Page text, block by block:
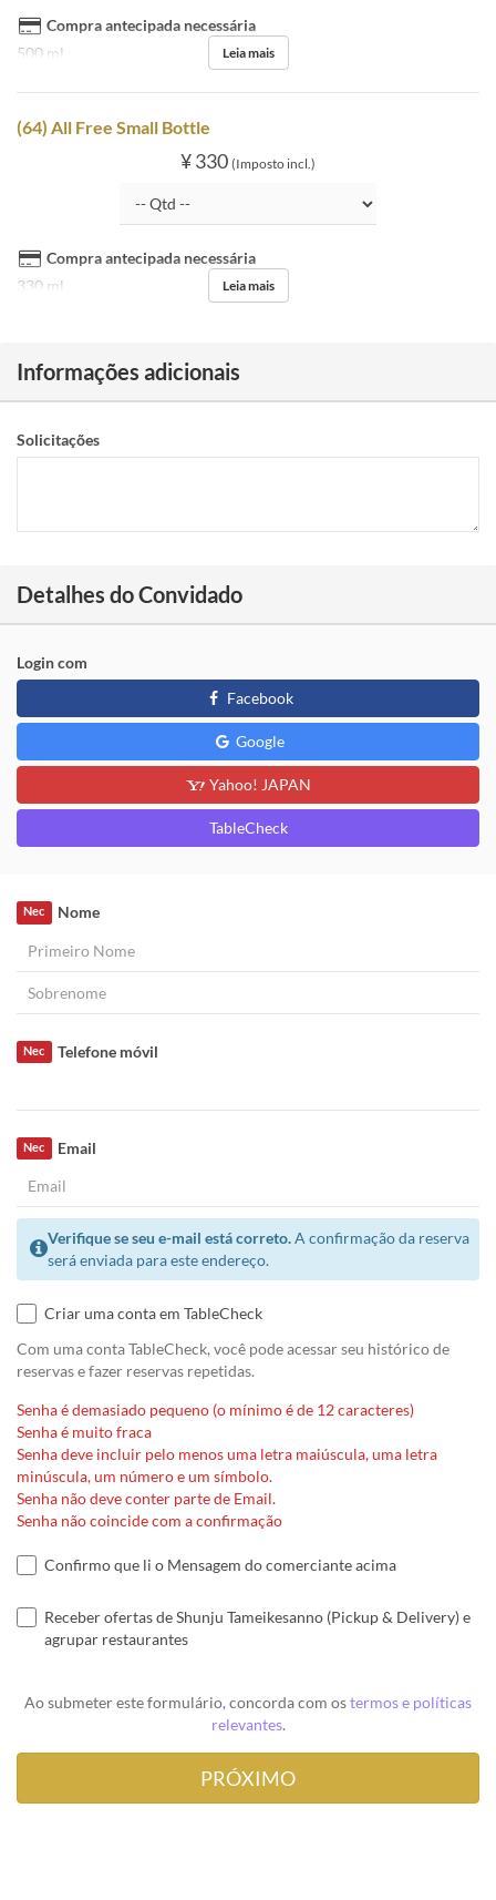
Compra antecipada necessária
500 ml
Leia mais
(64) All Free Small Bottle
¥ 330 (Imposto incl.)
Compra antecipada necessária
330 ml
Leia mais
Informações adicionais
Solicitações
Detalhes do Convidado
Login com
Facebook
Google
Yahoo! JAPAN
TableCheck
Nome
Nec
Telefone móvil
Nec
Email
Nec
Verifique se seu e-mail está correto.A confirmação da reserva
será enviada para este endereço.
Criar uma conta em TableCheck
Com uma conta TableCheck, você pode acessar seu histórico de
reservas e fazer reservas repetidas.
Senha é demasiado pequeno (o mínimo é de 12 caracteres)
Senha é muito fraca
Senha deve incluir pelo menos uma letra maiúscula, uma letra
minúscula, um número e um símbolo.
Senha não deve conter parte de Email.
Senha não coincide com a confirmação
Confirmo que li o Mensagem do comerciante acima
Receber ofertas de Shunju Tameikesanno (Pickup & Delivery) e
agrupar restaurantes
Ao submeter este formulário, concorda com ostermos e políticas
relevantes.